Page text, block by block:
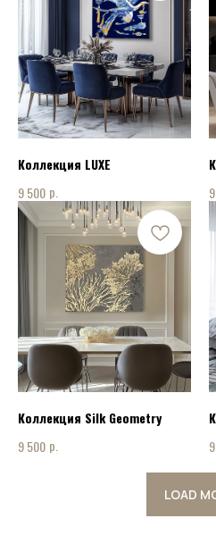
Коллекция LUXE
9 500 р.
Коллекция Silk Geometry
9 500 р.
LOAD
КОНТАКТЫ
+7 915 075 94 08
ПОЗВОНИТЬ НАМ:
НАПИСАТЬ НАМ: